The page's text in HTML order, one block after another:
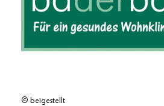
© beigestellt